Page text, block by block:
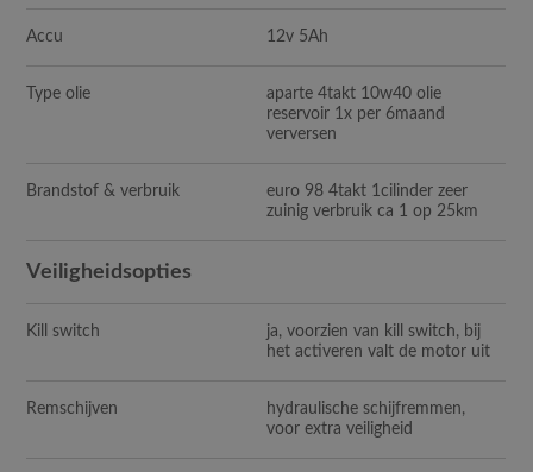
Accu 12v 5Ah
Type olie
aparte 4takt 10w40 olie
reservoir 1x per 6maand
verversen
Brandstof & verbruik
euro 98 4takt 1cilinder zeer
zuinig verbruik ca 1 op 25km
Veiligheidsopties
Kill switch
ja, voorzien van kill switch, bij
het activeren valt de motor uit
Remschijven
hydraulische schijfremmen,
voor extra veiligheid